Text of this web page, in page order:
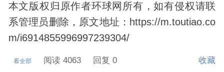
本文版权归原作者环球网所有，如有侵权请联
系管理员删除，原文地址：https://m.toutiao.co
m/i6914855996997239304/
看全部 阅读 4063 回复 0 收藏